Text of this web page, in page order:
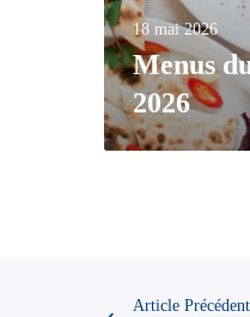
18 mai 2026
Menus
2026
Article Précédent